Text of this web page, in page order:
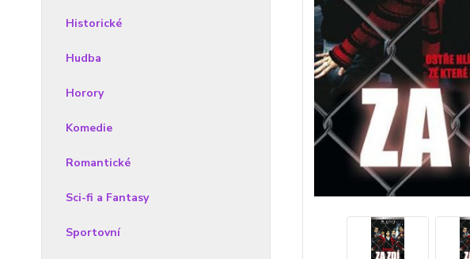
Historické
Hudba
Horory
Komedie
Romantické
Sci-fi a Fantasy
Sportovní